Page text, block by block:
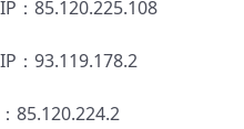
：85.120.225.108
：93.119.178.2
85.120.224.2